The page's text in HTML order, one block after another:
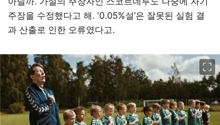
주장을 수정했다고 해. ‘0.05%설’은 잘못된 실험 결
과 산출로 인한 오류였다고.